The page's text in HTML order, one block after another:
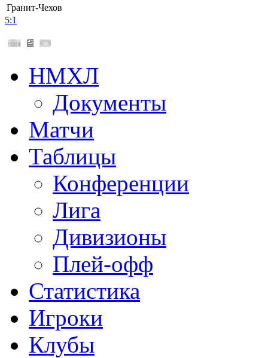
Гранит-Чехов
5:1
НМХЛ
Документы
Матчи
Таблицы
Конференции
Лига
Дивизионы
Плей-офф
Статистика
Игроки
Клубы